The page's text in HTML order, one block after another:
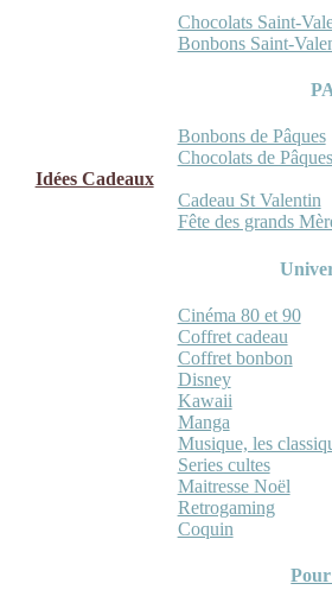
Chocolats Saint-
Bonbons Saint-
Bonbons de Pâques
Chocolats de Pâques
Idées Cadeaux
Cadeau St Valentin
Fête des grands
Cinéma 80 et 90
Coffret cadeau
Coffret bonbon
Disney
Kawaii
Manga
Musique, les
Series cultes
Maitresse Noël
Retrogaming
Coquin